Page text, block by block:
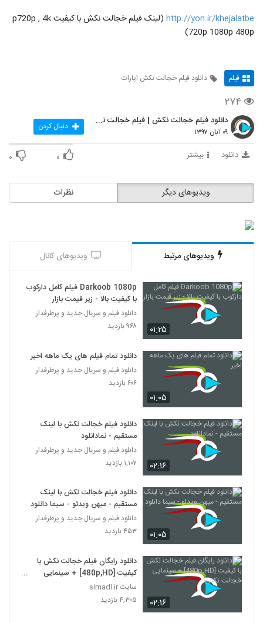
http://yon.ir/khejalatbe
(لینک فیلم خجالت نکش با کیفیت p720p , 4k
720p 1080p 480p)
فیلم دانلود فیلم خجالت نکش اپارات
۲۷۴
دانلود فیلم خجالت نکش | فیلم خجالت نکش | سینمایی |
۰۹ آبان ۱۳۹۷ دنبال کردن
دانلود بیشتر ۰ ۰
نظرات ویدیوهای دیگر
ویدیوهای مرتبط ویدیوهای کانال
۰۱:۲۵
Darkoob 1080p فیلم کامل دارکوب
با کیفیت بالا - زیر قیمت بازار
دانلود فیلم و سریال جدید و پرطرفدار
۹۶۸ بازدید
۰۱:۰۵
دانلود تمام فیلم های یک ماهه اخیر
دانلود فیلم و سریال جدید و پرطرفدار
۶۰۶ بازدید
۰۲:۱۶
دانلود فیلم خجالت نکش با لینک
مستقیم - نمادانلود
دانلود فیلم و سریال جدید و پرطرفدار
۱,۱۰۷ بازدید
۰۱:۰۵
دانلود فیلم خجالت نکش با لینک
مستقیم - میهن ویدئو - سیما دانلود
دانلود فیلم و سریال جدید و پرطرفدار
۴۵۳ بازدید
۰۲:۱۶
دانلود رایگان فیلم خجالت نکش با
کیفیت [480p,HD] + سینمایی
خجالت نکش
سایت simadl.ir
۴,۳۰۵ بازدید